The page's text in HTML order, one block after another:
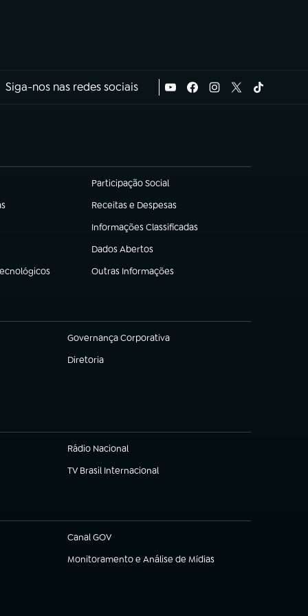
Siga-nos nas redes sociais
Participação Social
(abre em nova aba)
Receitas e Despesas
(abre em nova aba)
Informações Classificadas
(abre em nova aba)
Dados Abertos
(abre em nova aba)
Outras Informações
(abre em nova aba)
Governança Corporativa
(abre em nova aba)
Diretoria
(abre em nova aba)
Rádio Nacional
TV Brasil Internacional
(abre em nova aba)
Canal GOV
(abre em nova aba)
Monitoramento e Análise de Mídias
(abre em nova aba)